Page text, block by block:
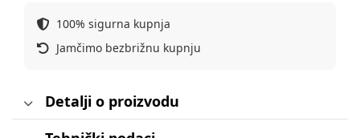
100% sigurna kupnja
Jamčimo bezbrižnu kupnju
Detalji o proizvodu